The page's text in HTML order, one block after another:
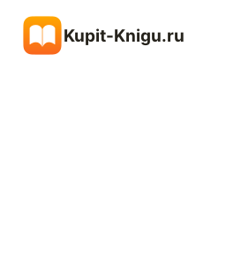
содержимому
Kupit-Knigu.ru